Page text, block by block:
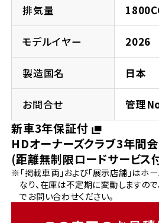
法人向けサービス
お問い合わせ
排気量
モデルイヤー 2026
製造国名 日本
お問合せ 管理
新車3年保証付
HDオーナーズクラブ3年間
(距離無制限ロードサービス
※「掲載車両」および「展示店舗」はホ
なり、在庫は不定期に変動しますの
でお問い合わせください。
福島県
ホンダドリーム 郡山
ホンダドリーム 葛飾
ホンダドリーム 大田
ホンダドリーム 立川
神奈川県
ホンダドリーム 磯子
ホンダドリーム 横浜都
ホンダドリーム 一宮
ホンダドリーム 豊橋
ホンダドリーム 名古屋
岐阜県
ホンダドリーム 岐阜
ホンダドリーム 豊中
京都府
ホンダドリーム 京都伏見
ホンダドリーム 京都北
兵庫県
徳島県
ホンダドリーム 徳島
香川県
ホンダドリーム 高松
高知県
ホンダドリーム 福岡西
熊本県
ホンダドリーム 熊本